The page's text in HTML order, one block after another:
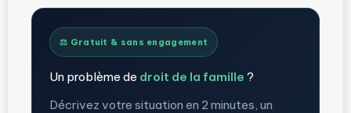
⚖️ Gratuit & sans engagement
Un problème de droit de la famille ?
Décrivez votre situation en 2 minutes, un